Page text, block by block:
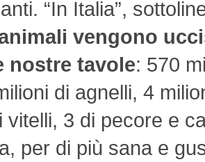
“In Italia”,
vengono
nostre tavole: 570
di agnelli, 4
vitelli, 3 di pecore e
per di più sana e